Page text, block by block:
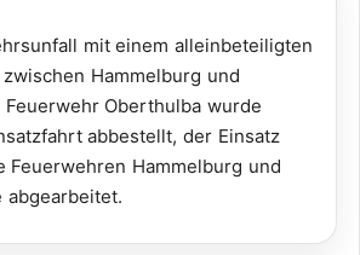
mit einem alleinbeteiligten
Hammelburg und
Oberthulba wurde
abbestellt, der Einsatz
Feuerwehren Hammelburg und
abgearbeitet.